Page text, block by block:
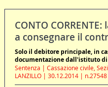
CONTO
a consegnare il
Solo il debitore principale, in
documentazione dall'istituto
Sentenza | Cassazione civile,
LANZILLO | 30.12.2014 | n.27548